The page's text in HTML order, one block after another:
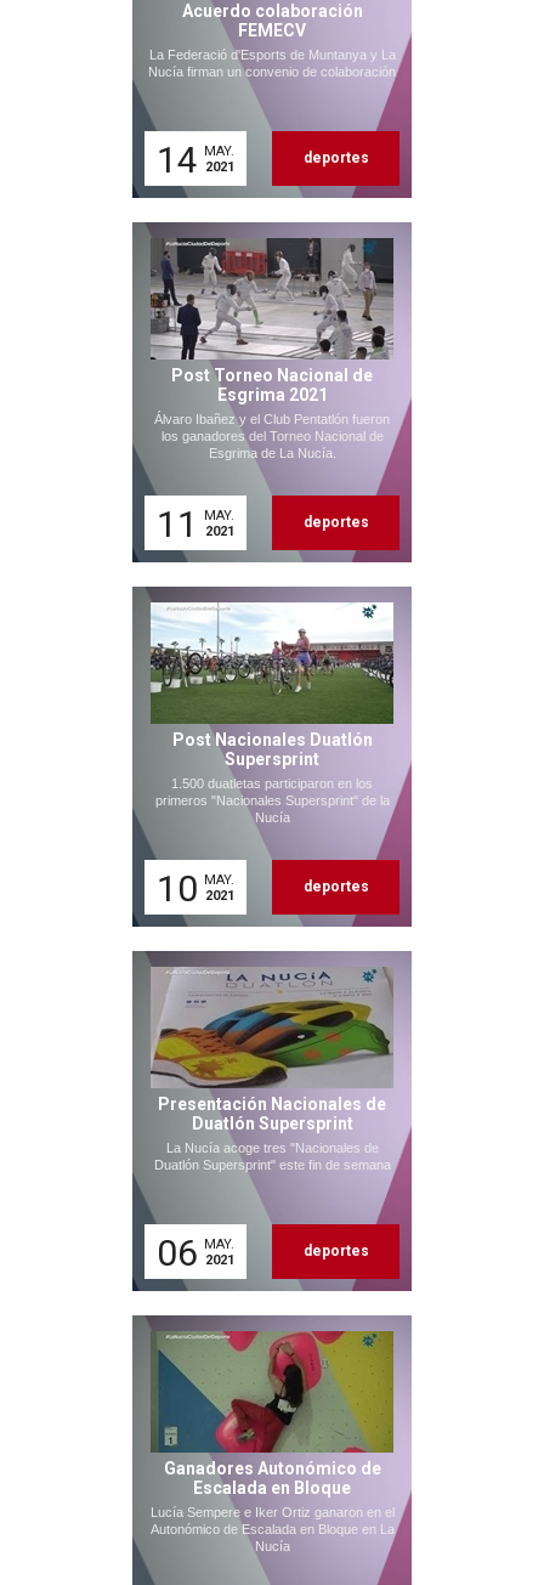
Acuerdo colaboración
FEMECV
La Federació d'Esports de Muntanya y La
Nucía firman un convenio de colaboración
14 MAY.
2021
deportes
Post Torneo Nacional de
Esgrima 2021
Álvaro Ibañez y el Club Pentatlón fueron
los ganadores del Torneo Nacional de
Esgrima de La Nucía.
11
MAY.
2021
deportes
Post Nacionales Duatlón
Supersprint
1.500 duatletas participaron en los
primeros "Nacionales Supersprint" de la
Nucía
10 MAY.
2021
deportes
Presentación Nacionales de
Duatlón Supersprint
La Nucía acoge tres "Nacionales de
Duatlón Supersprint" este fin de semana
06 MAY.
2021
deportes
Ganadores Autonómico de
Escalada en Bloque
Lucía Sempere e Iker Ortiz ganaron en el
Autonómico de Escalada en Bloque en La
Nucía